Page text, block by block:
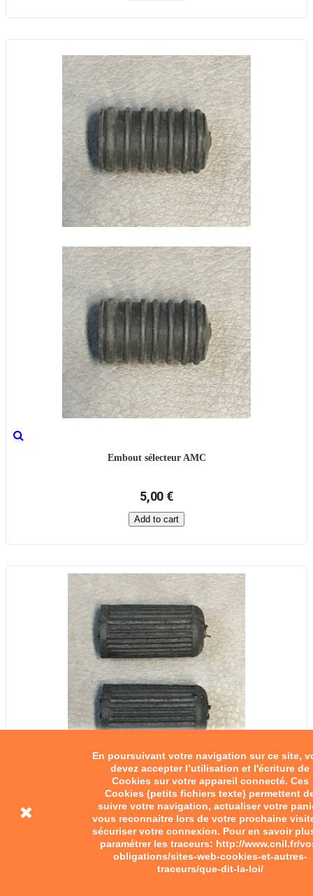
En poursuivant votre navigation sur ce site,
devez accepter l’utilisation et l'écriture de
Cookies sur votre appareil connecté. Ces
Cookies (petits fichiers texte) permettent
suivre votre navigation, actualiser votre
vous reconnaitre lors de votre prochaine
sécuriser votre connexion. Pour en savoir
paramétrer les traceurs: http://www.cnil.fr/
obligations/sites-web-cookies-et-autres-
traceurs/que-dit-la-loi/
Embout sélecteur AMC
5,00 €
Add to cart